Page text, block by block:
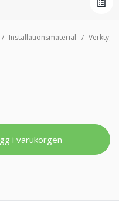
Installationsmaterial Verktyg
i varukorgen